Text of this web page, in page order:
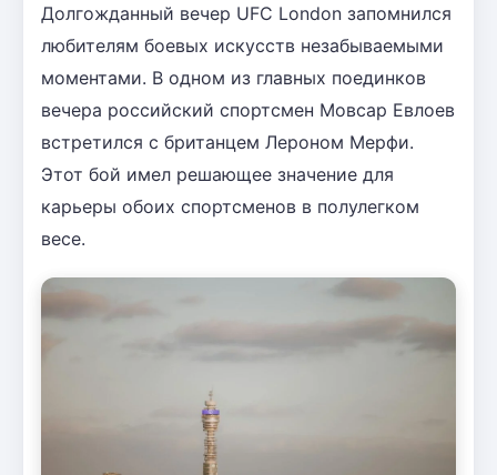
Долгожданный вечер UFC London запомнился
любителям боевых искусств незабываемыми
моментами. В одном из главных поединков
вечера российский спортсмен Мовсар Евлоев
встретился с британцем Лероном Мерфи.
Этот бой имел решающее значение для
карьеры обоих спортсменов в полулегком
весе.